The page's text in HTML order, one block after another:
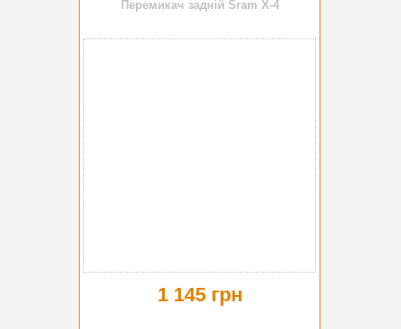
Перемикач задній Sram X-4
1 145 грн